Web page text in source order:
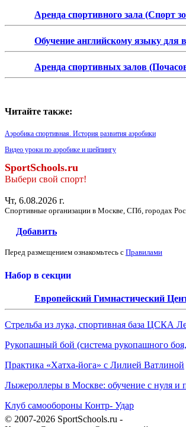
Аренда спортивного зала (Спорт
Обучение английскому языку для
Аренда спортивных залов
Читайте также:
Аэробика спортивная. История развития аэробики
Видео уроки по аэробике и шейпингу
SportSchools.ru
Выбери свой спорт!
Чт, 6.08.2026 г.
Спортивные организации в Москве, СПб, городах
Добавить
Перед размещением ознакомьтесь с Правилами
Набор в секции
Европейский Гимнастический
Стрельба из лука, спортивная база ЦСКА
Рукопашный бой (система рукопашного
Практика «Хатха-йога» с Лилией Ватлиной
Лыжероллеры в Москве: обучение с нуля и
Клуб самообороны Контр- Удар
© 2007-2026 SportSchools.ru -